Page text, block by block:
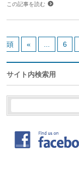
サイト内検索用
索:
この記事を読む
頭
« 6